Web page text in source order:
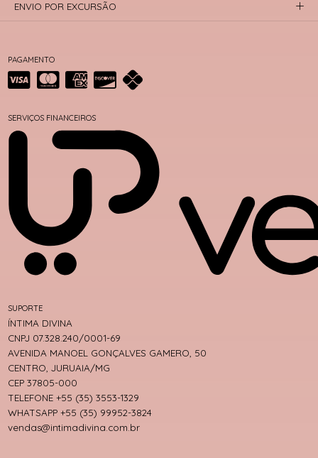
PAGAMENTO
SERVIÇOS FINANCEIROS
SUPORTE
ÍNTIMA DIVINA
CNPJ 07.328.240/0001-69
AVENIDA MANOEL GONÇALVES GAMERO, 50
CENTRO, JURUAIA/MG
CEP 37805-000
TELEFONE +55 (35) 3553-1329
WHATSAPP +55 (35) 99952-3824
vendas@intimadivina.com.br
ENVIO POR EXCURSÃO